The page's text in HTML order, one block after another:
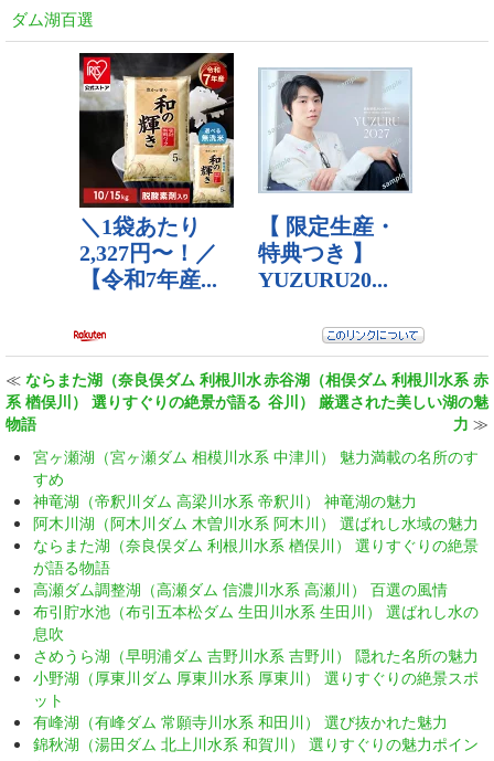
ダム湖百選
≪ ならまた湖（奈良俣ダム 利根川水
系 楢俣川） 選りすぐりの絶景が語る
物語
赤谷湖（相俣ダム 利根川水系 赤
谷川） 厳選された美しい湖の魅
力 ≫
宮ヶ瀬湖（宮ヶ瀬ダム 相模川水系 中津川） 魅力満載の名所のす
すめ
神竜湖（帝釈川ダム 高梁川水系 帝釈川） 神竜湖の魅力
阿木川湖（阿木川ダム 木曽川水系 阿木川） 選ばれし水域の魅力
ならまた湖（奈良俣ダム 利根川水系 楢俣川） 選りすぐりの絶景
が語る物語
高瀬ダム調整湖（高瀬ダム 信濃川水系 高瀬川） 百選の風情
布引貯水池（布引五本松ダム 生田川水系 生田川） 選ばれし水の
息吹
さめうら湖（早明浦ダム 吉野川水系 吉野川） 隠れた名所の魅力
小野湖（厚東川ダム 厚東川水系 厚東川） 選りすぐりの絶景スポ
ット
有峰湖（有峰ダム 常願寺川水系 和田川） 選び抜かれた魅力
錦秋湖（湯田ダム 北上川水系 和賀川） 選りすぐりの魅力ポイン